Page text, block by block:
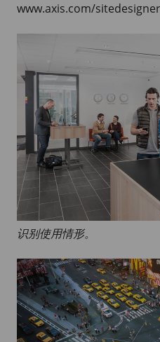
www.axis.com/
识别使用情形。